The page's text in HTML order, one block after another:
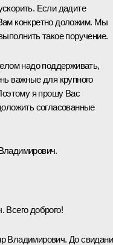
Если дадите
конкретно доложим. Мы
такое поручение.
надо поддерживать,
важные для крупного
я прошу Вас
согласованные
Всего доброго!
Владимирович. До